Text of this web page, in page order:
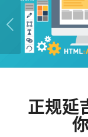
正规延